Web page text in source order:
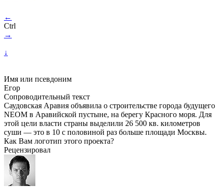
←
Ctrl
→
↓
Имя или псевдоним
Егор
Сопроводительный текст
Саудовская Аравия объявила о строительстве города будущего
NEOM в Аравийской пустыне, на берегу Красного моря. Для
этой цели власти страны выделили 26 500 кв. километров
суши — это в 10 с половиной раз больше площади Москвы.
Как Вам логотип этого проекта?
Рецензировал